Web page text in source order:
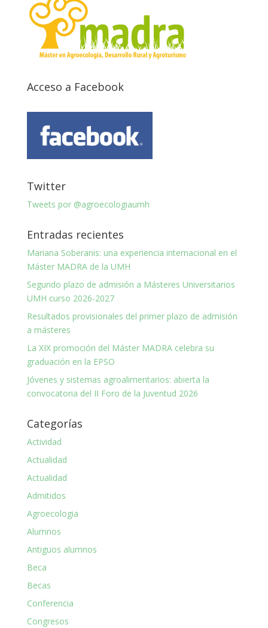
Acceso a Facebook
Twitter
Tweets por @agroecologiaumh
Entradas recientes
Mariana Soberanis: una experiencia internacional en el
Máster MADRA de la UMH
Segundo plazo de admisión a Másteres Universitarios
UMH curso 2026-2027
Resultados provisionales del primer plazo de admisión
a másteres
La XIX promoción del Máster MADRA celebra su
graduación en la EPSO
Jóvenes y sistemas agroalimentarios: abierta la
convocatoria del II Foro de la Juventud 2026
Categorías
Actividad
Actualidad
Actualidad
Admitidos
Agroecologia
Alumnos
Antiguos alumnos
Beca
Becas
Conferencia
Congresos